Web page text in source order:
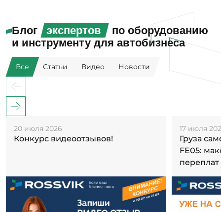
Блог экспертов
по оборудованию
и инструменту для автобизнеса
Все Статьи Видео Новости
20 июля 2026
Конкурс видеоотзывов!
17 июля
Груза
FE05:
переплат